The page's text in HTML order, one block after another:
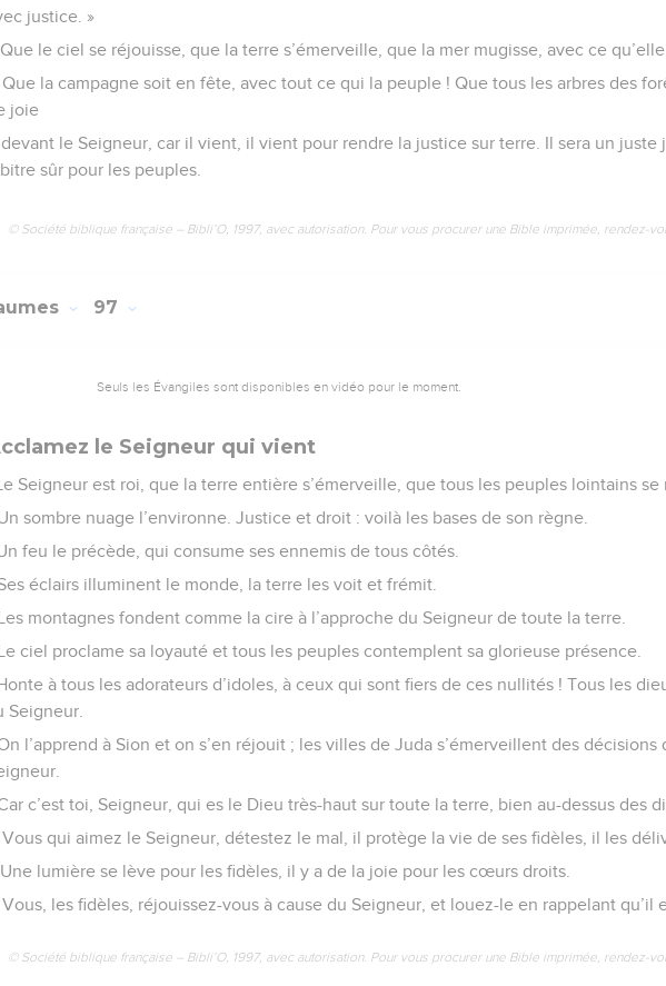
justice. »
Que le ciel se réjouisse, que la terre s’émerveille, que la mer mugisse, avec ce
Que la campagne soit en fête, avec tout ce qui la peuple ! Que tous les arbres des
joie
devant le Seigneur, car il vient, il vient pour rendre la justice sur terre. Il sera un juste
sûr pour les peuples.
© Société biblique française – Bibli’O, 1997, avec autorisation. Pour vous procurer une Bible imprimée, rendez-
97
Seuls les Évangiles sont disponibles en vidéo pour le moment.
le Seigneur qui vient
Seigneur est roi, que la terre entière s’émerveille, que tous les peuples lointains se
sombre nuage l’environne. Justice et droit : voilà les bases de son règne.
feu le précède, qui consume ses ennemis de tous côtés.
éclairs illuminent le monde, la terre les voit et frémit.
montagnes fondent comme la cire à l’approche du Seigneur de toute la terre.
ciel proclame sa loyauté et tous les peuples contemplent sa glorieuse présence.
à tous les adorateurs d’idoles, à ceux qui sont fiers de ces nullités ! Tous les
Seigneur.
l’apprend à Sion et on s’en réjouit ; les villes de Juda s’émerveillent des décisions
c’est toi, Seigneur, qui es le Dieu très-haut sur toute la terre, bien au-dessus des
Vous qui aimez le Seigneur, détestez le mal, il protège la vie de ses fidèles, il les
Une lumière se lève pour les fidèles, il y a de la joie pour les cœurs droits.
Vous, les fidèles, réjouissez-vous à cause du Seigneur, et louez-le en rappelant qu’il
© Société biblique française – Bibli’O, 1997, avec autorisation. Pour vous procurer une Bible imprimée, rendez-